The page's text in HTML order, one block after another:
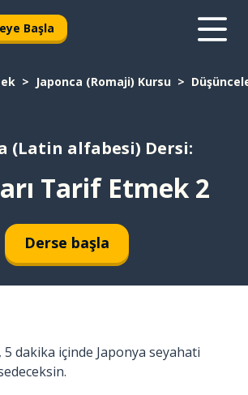
Başla
Japonca (Romaji) Kursu
(Latin alfabesi) Dersi:
Tarif Etmek 2
Derse başla
5 dakika içinde Japonya seyahati